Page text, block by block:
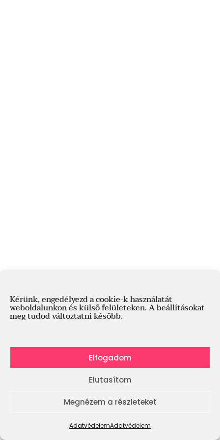
Kérünk, engedélyezd a cookie-k használatát
weboldalunkon és külső felületeken. A beállításokat
meg tudod változtatni később.
Elfogadom
Elutasítom
Megnézem a részleteket
AdatvédelemAdatvédelem